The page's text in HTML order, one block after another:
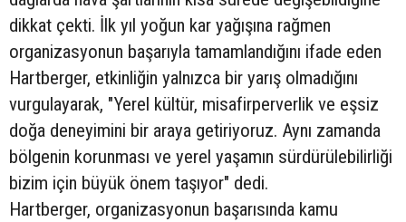
dikkat çekti. İlk yıl yoğun kar yağışına rağmen
organizasyonun başarıyla tamamlandığını ifade eden
Hartberger, etkinliğin yalnızca bir yarış olmadığını
vurgulayarak, "Yerel kültür, misafirperverlik ve eşsiz
doğa deneyimini bir araya getiriyoruz. Aynı zamanda
bölgenin korunması ve yerel yaşamın sürdürülebilirliği
bizim için büyük önem taşıyor" dedi.
Hartberger, organizasyonun başarısında kamu